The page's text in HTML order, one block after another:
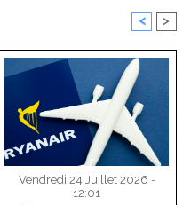
< >
Vendredi 24 Juillet 2026 -
12:01